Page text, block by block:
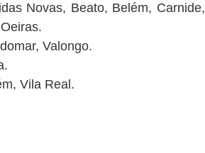
Novas, Beato, Belém, Carnide,
Valongo.
Vila Real.